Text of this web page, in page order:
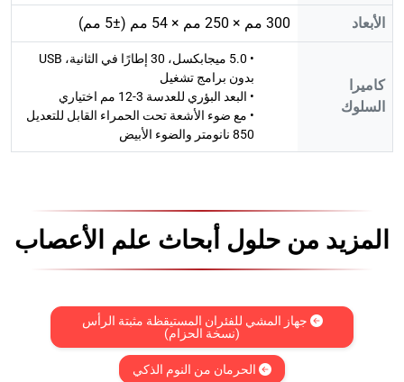
الأبعاد 300 مم × 250 مم × 54 مم (±5 مم)
كاميرا
السلوك
• 5.0 ميجابكسل، 30 إطارًا في الثانية، USB
بدون برامج تشغيل
• البعد البؤري للعدسة 3-12 مم اختياري
• مع ضوء الأشعة تحت الحمراء القابل للتعديل
850 نانومتر والضوء الأبيض
المزيد من حلول أبحاث علم الأعصاب
جهاز المشي للفئران المستيقظة مثبتة الرأس
(نسخة الحزام)
الحرمان من النوم الذكي